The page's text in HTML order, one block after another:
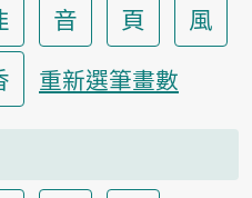
音 頁
風
重新選筆畫數